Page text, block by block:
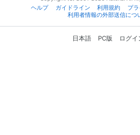
ヘルプ
ガイドライン 利用規約
プ
利用者情報の外部送信につ
日本語 PC版 ログイ